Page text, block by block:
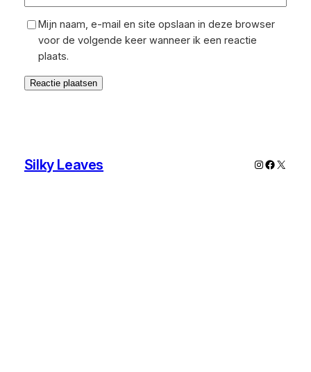
Mijn naam, e-mail en site opslaan in deze browser
voor de volgende keer wanneer ik een reactie
plaats.
Silky Leaves Instagram
X